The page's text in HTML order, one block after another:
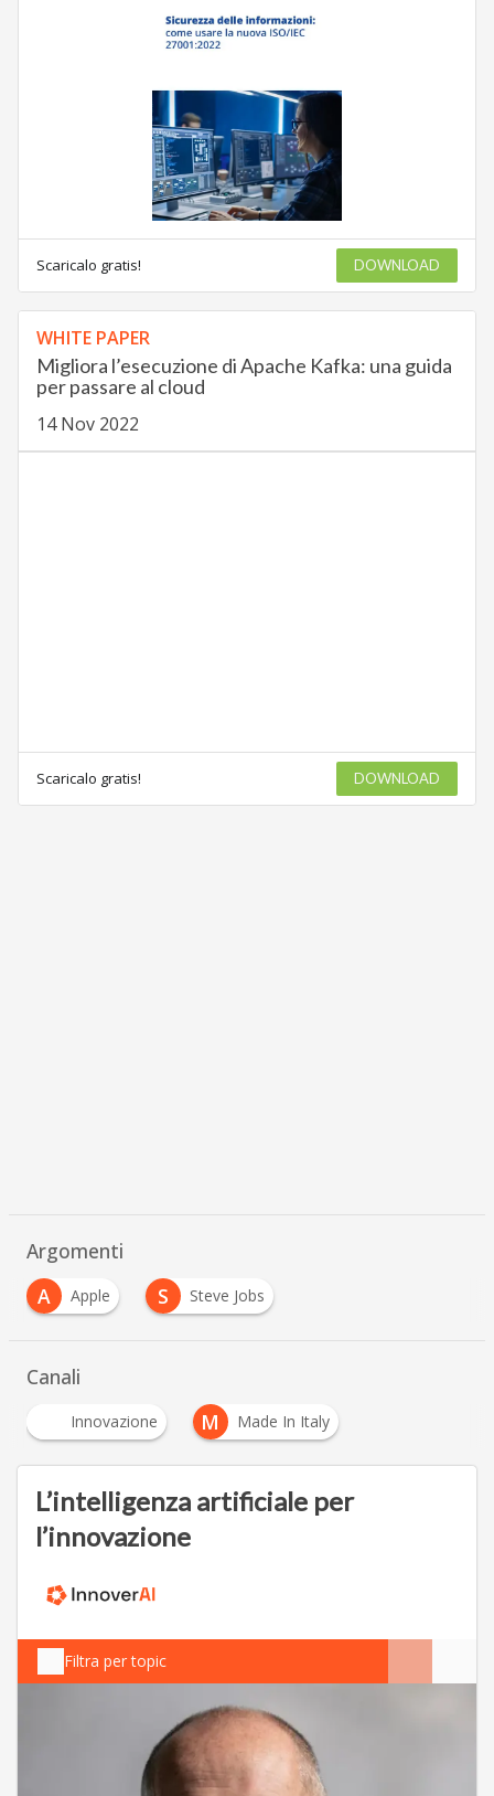
Scaricalo gratis! DOWNLOAD
WHITE PAPER
Migliora l’esecuzione di Apache Kafka: una guida
per passare al cloud
14 Nov 2022
Scaricalo gratis! DOWNLOAD
Argomenti
A
Apple S Steve Jobs
Canali
Innovazione M Made In Italy
L’intelligenza artificiale per
l’innovazione
Filtra per topic